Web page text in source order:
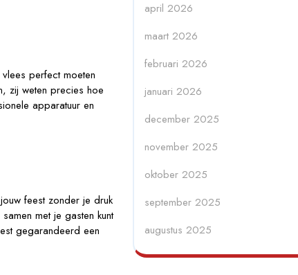
perfect moeten
zij weten precies hoe
apparatuur en
feest zonder je druk
met je gasten kunt
gegarandeerd een
april 2026
maart 2026
februari 2026
januari 2026
december 2025
november 2025
oktober 2025
september 2025
augustus 2025